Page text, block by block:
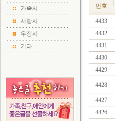
가족시
사랑시
우정시
기타
번호
4433
4432
4431
4430
4429
4428
4427
4426